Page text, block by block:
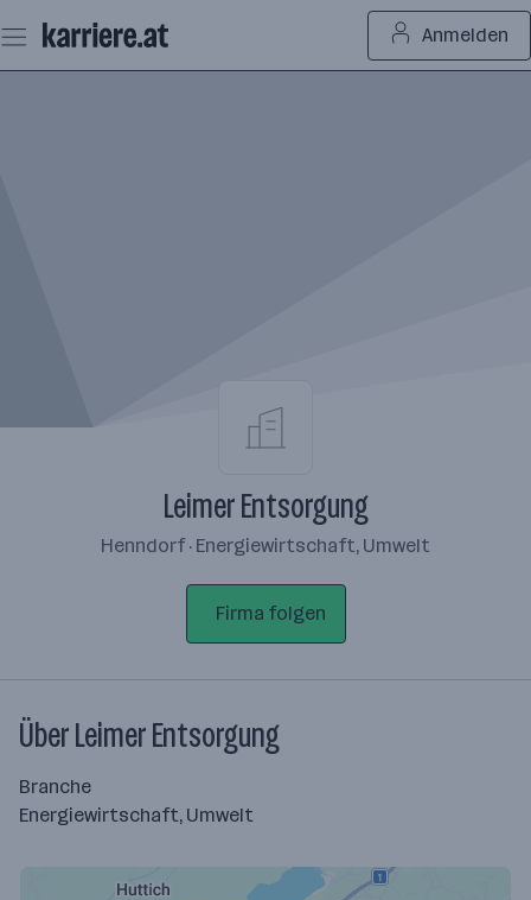
Seiteninhalt
springen
Anmelden
Leimer Entsorgung
Henndorf · Energiewirtschaft, Umwelt
Firma folgen
Über Leimer Entsorgung
Branche
Energiewirtschaft, Umwelt